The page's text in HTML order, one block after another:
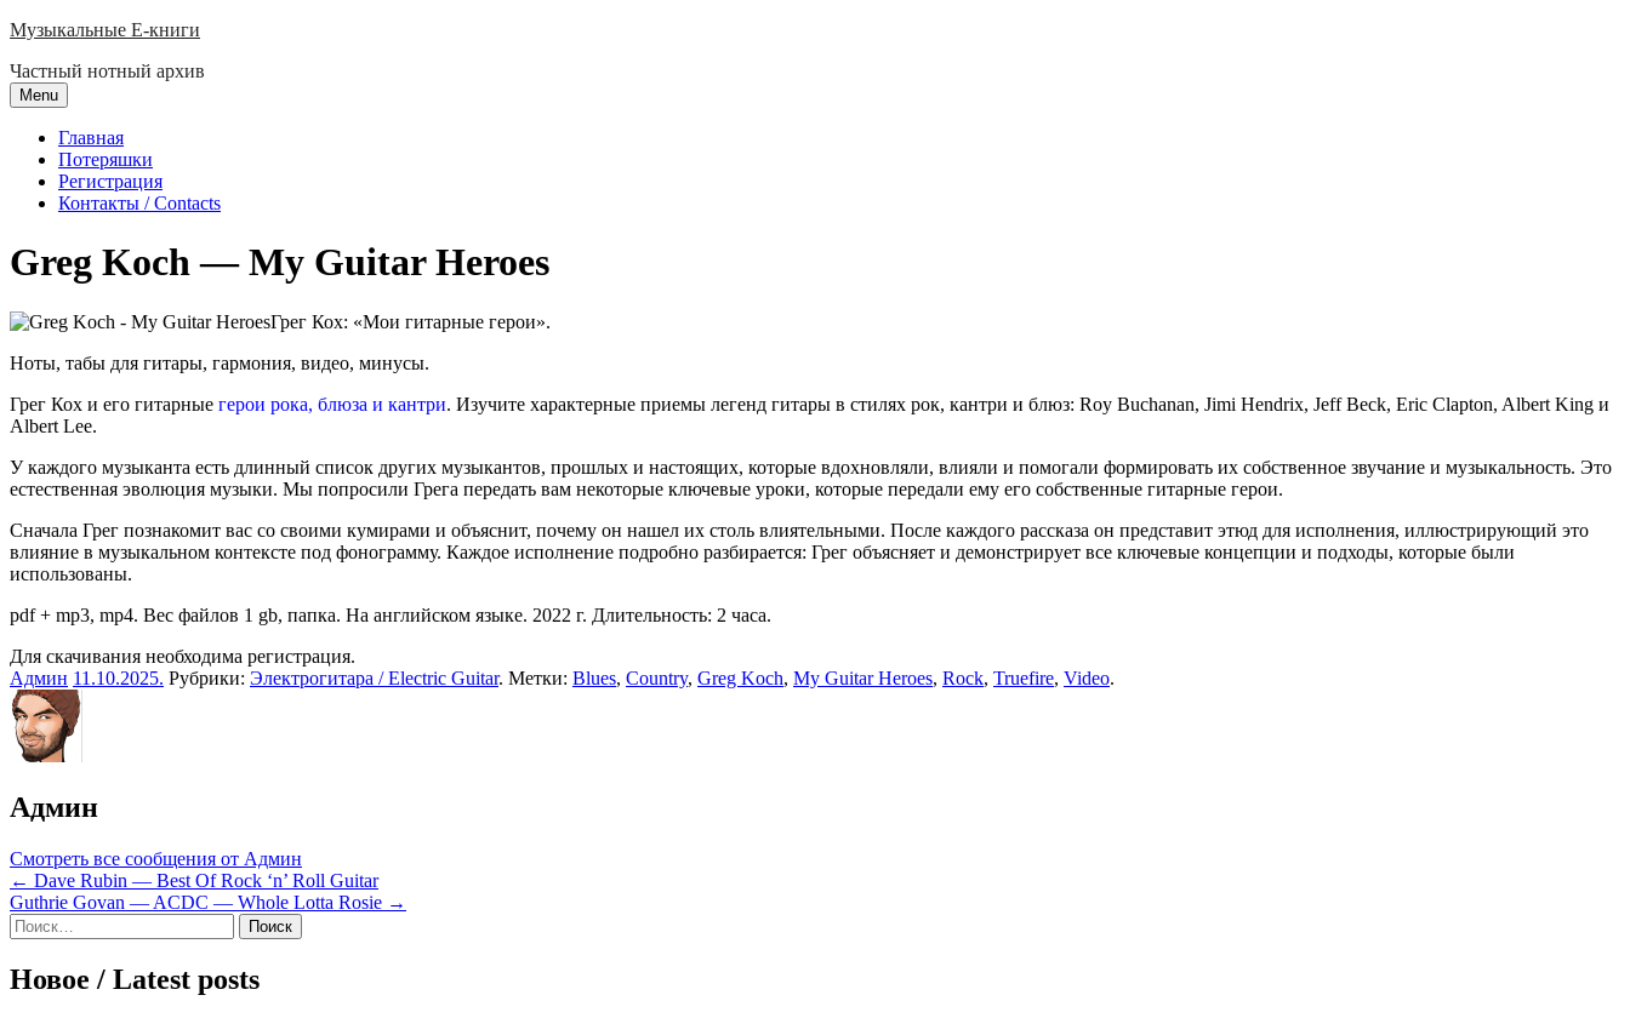
Skip
content
Музыкальные E-книги
Частный нотный архив
Menu
Главная
Потеряшки
Регистрация
Контакты / Contacts
Greg Koch — My Guitar Heroes
Грег Кох: «Мои гитарные герои».
Ноты, табы для гитары, гармония, видео, минусы.
Грег Кох и его гитарные герои рока, блюза и кантри. Изучите характерные приемы легенд гитары в стилях рок, кантри и блюз: Roy Buchanan, Jimi Hendrix, Jeff Beck, Eric Clapton, Albert King и
Albert Lee.
У каждого музыканта есть длинный список других музыкантов, прошлых и настоящих, которые вдохновляли, влияли и помогали формировать их собственное звучание и музыкальность. Это
естественная эволюция музыки. Мы попросили Грега передать вам некоторые ключевые уроки, которые передали ему его собственные гитарные герои.
Сначала Грег познакомит вас со своими кумирами и объяснит, почему он нашел их столь влиятельными. После каждого рассказа он представит этюд для исполнения, иллюстрирующий это
влияние в музыкальном контексте под фонограмму. Каждое исполнение подробно разбирается: Грег объясняет и демонстрирует все ключевые концепции и подходы, которые были
использованы.
pdf + mp3, mp4. Вес файлов 1 gb, папка. На английском языке. 2022 г. Длительность: 2 часа.
Для скачивания необходима регистрация.
Админ 11.10.2025. Рубрики: Электрогитара / Electric Guitar. Метки: Blues, Country, Greg Koch, My Guitar Heroes, Rock, Truefire, Video.
Админ
Смотреть все сообщения от Админ
Навигация
по
записям
← Dave Rubin — Best Of Rock ‘n’ Roll Guitar
Guthrie Govan — ACDC — Whole Lotta Rosie →
Sidebar
Найти:
Новое / Latest posts